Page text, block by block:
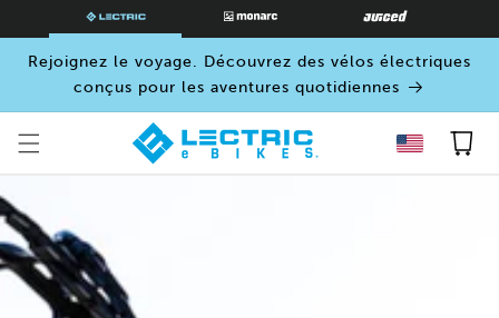
Rejoignez le voyage. Découvrez des vélos électriques
conçus pour les aventures quotidiennes
Panier